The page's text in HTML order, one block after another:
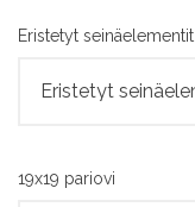
Eristetyt seinäelementit
19x19 pariovi